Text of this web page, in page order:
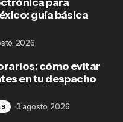
guía básica
cómo evitar
en tu despacho
2026
3 agosto, 2026